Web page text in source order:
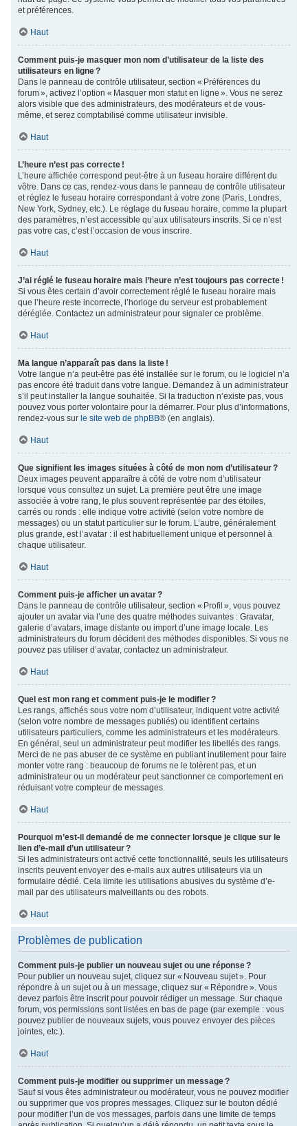
et préférences.
Haut
Comment puis-je masquer mon nom d’utilisateur de la liste des
utilisateurs en ligne ?
Dans le panneau de contrôle utilisateur, section « Préférences du
forum », activez l’option « Masquer mon statut en ligne ». Vous ne serez
alors visible que des administrateurs, des modérateurs et de vous-
même, et serez comptabilisé comme utilisateur invisible.
Haut
L’heure n’est pas correcte !
L’heure affichée correspond peut-être à un fuseau horaire différent du
vôtre. Dans ce cas, rendez-vous dans le panneau de contrôle utilisateur
et réglez le fuseau horaire correspondant à votre zone (Paris, Londres,
New York, Sydney, etc.). Le réglage du fuseau horaire, comme la plupart
des paramètres, n’est accessible qu’aux utilisateurs inscrits. Si ce n’est
pas votre cas, c’est l’occasion de vous inscrire.
Haut
J’ai réglé le fuseau horaire mais l’heure n’est toujours pas correcte !
Si vous êtes certain d’avoir correctement réglé le fuseau horaire mais
que l’heure reste incorrecte, l’horloge du serveur est probablement
déréglée. Contactez un administrateur pour signaler ce problème.
Haut
Ma langue n’apparaît pas dans la liste !
Votre langue n’a peut-être pas été installée sur le forum, ou le logiciel n’a
pas encore été traduit dans votre langue. Demandez à un administrateur
s’il peut installer la langue souhaitée. Si la traduction n’existe pas, vous
pouvez vous porter volontaire pour la démarrer. Pour plus d’informations,
rendez-vous sur le site web de phpBB® (en anglais).
Haut
Que signifient les images situées à côté de mon nom d’utilisateur ?
Deux images peuvent apparaître à côté de votre nom d’utilisateur
lorsque vous consultez un sujet. La première peut être une image
associée à votre rang, le plus souvent représentée par des étoiles,
carrés ou ronds : elle indique votre activité (selon votre nombre de
messages) ou un statut particulier sur le forum. L’autre, généralement
plus grande, est l’avatar : il est habituellement unique et personnel à
chaque utilisateur.
Haut
Comment puis-je afficher un avatar ?
Dans le panneau de contrôle utilisateur, section « Profil », vous pouvez
ajouter un avatar via l’une des quatre méthodes suivantes : Gravatar,
galerie d’avatars, image distante ou import d’une image locale. Les
administrateurs du forum décident des méthodes disponibles. Si vous ne
pouvez pas utiliser d’avatar, contactez un administrateur.
Haut
Quel est mon rang et comment puis-je le modifier ?
Les rangs, affichés sous votre nom d’utilisateur, indiquent votre activité
(selon votre nombre de messages publiés) ou identifient certains
utilisateurs particuliers, comme les administrateurs et les modérateurs.
En général, seul un administrateur peut modifier les libellés des rangs.
Merci de ne pas abuser de ce système en publiant inutilement pour faire
monter votre rang : beaucoup de forums ne le tolèrent pas, et un
administrateur ou un modérateur peut sanctionner ce comportement en
réduisant votre compteur de messages.
Haut
Pourquoi m’est-il demandé de me connecter lorsque je clique sur le
lien d’e-mail d’un utilisateur ?
Si les administrateurs ont activé cette fonctionnalité, seuls les utilisateurs
inscrits peuvent envoyer des e-mails aux autres utilisateurs via un
formulaire dédié. Cela limite les utilisations abusives du système d’e-
mail par des utilisateurs malveillants ou des robots.
Haut
Problèmes de publication
Comment puis-je publier un nouveau sujet ou une réponse ?
Pour publier un nouveau sujet, cliquez sur « Nouveau sujet ». Pour
répondre à un sujet ou à un message, cliquez sur « Répondre ». Vous
devez parfois être inscrit pour pouvoir rédiger un message. Sur chaque
forum, vos permissions sont listées en bas de page (par exemple : vous
pouvez publier de nouveaux sujets, vous pouvez envoyer des pièces
jointes, etc.).
Haut
Comment puis-je modifier ou supprimer un message ?
Sauf si vous êtes administrateur ou modérateur, vous ne pouvez modifier
ou supprimer que vos propres messages. Cliquez sur le bouton dédié
pour modifier l’un de vos messages, parfois dans une limite de temps